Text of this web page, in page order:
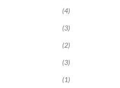
(4)
(3)
(2)
(3)
(1)